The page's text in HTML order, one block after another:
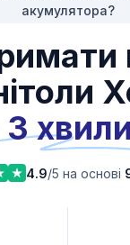
акумулятора?
3
4.9/5 на основі